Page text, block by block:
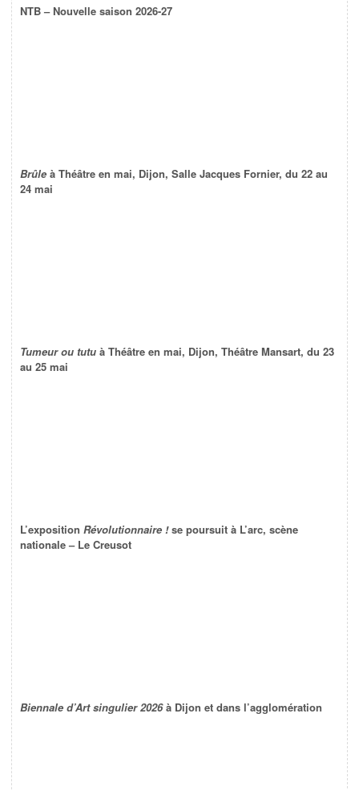
NTB – Nouvelle saison 2026-27
Brûle à Théâtre en mai, Dijon, Salle Jacques Fornier, du 22 au
24 mai
Tumeur ou tutu à Théâtre en mai, Dijon, Théâtre Mansart, du 23
au 25 mai
L’exposition Révolutionnaire !se poursuit à L’arc, scène
nationale – Le Creusot
Biennale d’Art singulier 2026à Dijon et dans l’agglomération